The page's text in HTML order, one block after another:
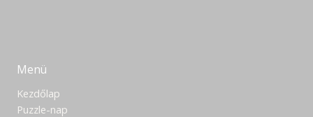
Menü
Kezdőlap
Puzzle-nap